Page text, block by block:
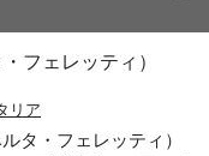
フェレッティ）
リア
タ・フェレッティ）